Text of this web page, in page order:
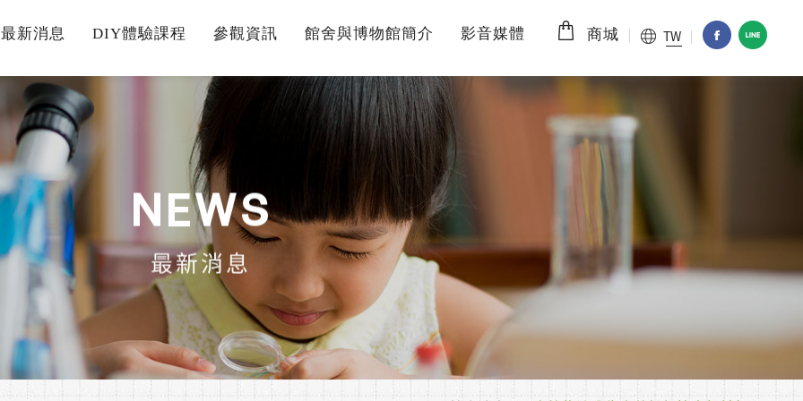
最新消息 DIY體驗課程 參觀資訊 館舍與博物館簡介 影音媒體 商城 TW
NEWS
最新消息